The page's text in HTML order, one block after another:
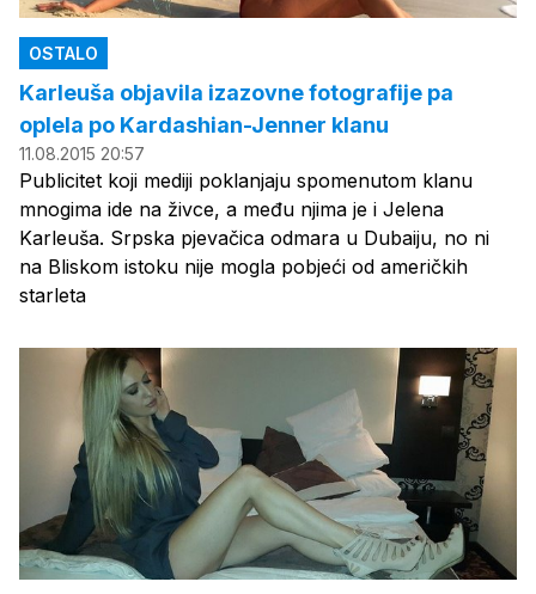
OSTALO
Karleuša objavila izazovne fotografije pa
oplela po Kardashian-Jenner klanu
11.08.2015 20:57
Publicitet koji mediji poklanjaju spomenutom klanu
mnogima ide na živce, a među njima je i Jelena
Karleuša. Srpska pjevačica odmara u Dubaiju, no ni
na Bliskom istoku nije mogla pobjeći od američkih
starleta